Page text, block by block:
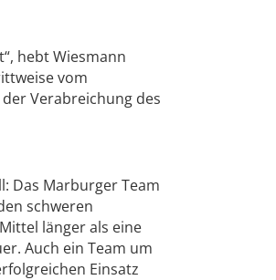
hebt Wiesmann
vom
Verabreichung des
Das Marburger Team
schweren
länger als eine
Auch ein Team um
Einsatz